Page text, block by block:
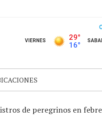
de peregrinos en